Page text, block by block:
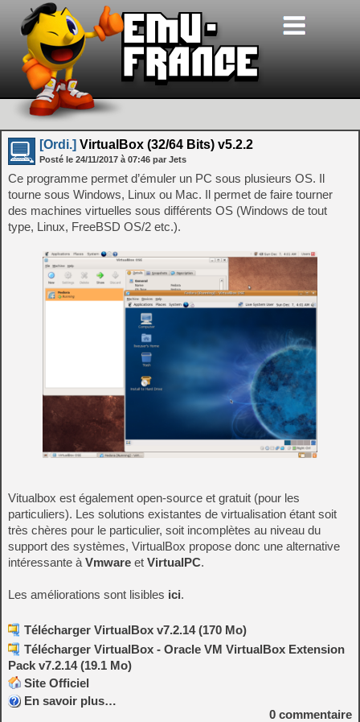
[Ordi.] VirtualBox (32/64 Bits) v5.2.2
Posté le 24/11/2017 à 07:46 par Jets
Ce programme permet d’émuler un PC sous plusieurs OS. Il
tourne sous Windows, Linux ou Mac. Il permet de faire tourner
des machines virtuelles sous différents OS (Windows de tout
type, Linux, FreeBSD OS/2 etc.).
Vitualbox est également open-source et gratuit (pour les
particuliers). Les solutions existantes de virtualisation étant soit
très chères pour le particulier, soit incomplètes au niveau du
support des systèmes, VirtualBox propose donc une alternative
intéressante à Vmware et VirtualPC.
Les améliorations sont lisibles ici.
Télécharger VirtualBox v7.2.14 (170 Mo)
Télécharger VirtualBox - Oracle VM VirtualBox Extension
Pack v7.2.14 (19.1 Mo)
Site Officiel
En savoir plus…
0 commentaire